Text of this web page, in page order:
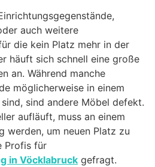
auch weitere
die kein Platz mehr in der
häuft sich schnell eine große
an. Während manche
möglicherweise in einem
sind andere Möbel defekt.
aufläuft, muss an einem
werden, um neuen Platz zu
Profis für
in Vöcklabruck gefragt.